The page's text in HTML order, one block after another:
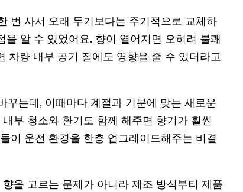
번 사서 오래 두기보다는 주기적으로 교체하
알 수 있었어요. 향이 옅어지면 오히려 불쾌
차량 내부 공기 질에도 영향을 줄 수 있더라고
꾸는데, 이때마다 계절과 기분에 맞는 새로운
부 청소와 환기도 함께 해주면 향기가 훨씬
이 운전 환경을 한층 업그레이드해주는 비결
을 고르는 문제가 아니라 제조 방식부터 제품